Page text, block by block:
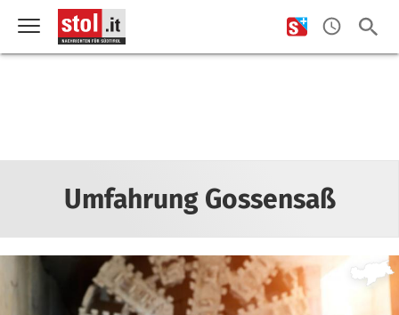
Umfahrung Gossensaß